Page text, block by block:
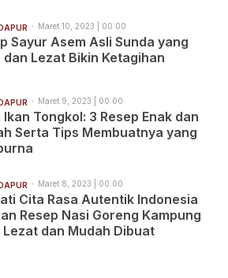
Maret 10, 2023 | 00:00
Sayur Asem Asli Sunda yang
dan Lezat Bikin Ketagihan
Maret 9, 2023 | 00:00
Ikan Tongkol: 3 Resep Enak dan
Serta Tips Membuatnya yang
Maret 8, 2023 | 00:00
Cita Rasa Autentik Indonesia
Resep Nasi Goreng Kampung
Lezat dan Mudah Dibuat